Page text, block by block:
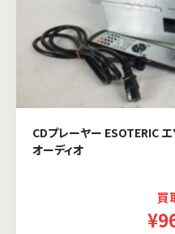
CDプレーヤー ESOTERIC
オーディオ
買